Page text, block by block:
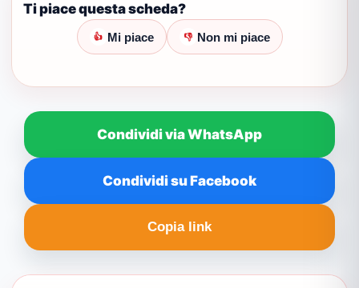
Ti piace questa scheda?
👍 Mi piace 👎 Non mi piace
Condividi via WhatsApp
Condividi su Facebook
Copia link